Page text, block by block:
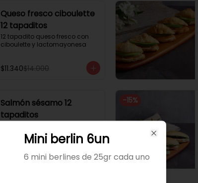
Queso fresco ciboulette
12 tapaditos
12 tapadito queso fresco con
ciboulette y lactomayonesa
$11.340$14.000
Salmón sésamo 12
tapaditos
crema, sésamo
$20.000
-15%
Mini berlin 6un
6 mini berlines de 25gr cada uno
Close